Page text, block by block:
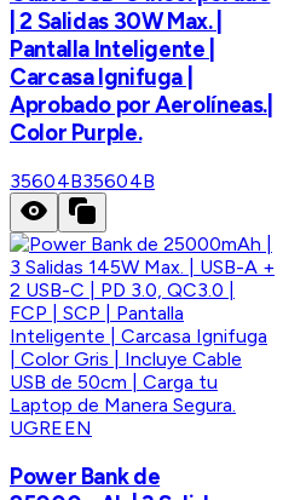
| 2 Salidas 30W Max. |
Pantalla Inteligente |
Carcasa Ignifuga |
Aprobado por Aerolíneas.|
Color Purple.
35604B35604B
UGREEN
Power Bank de